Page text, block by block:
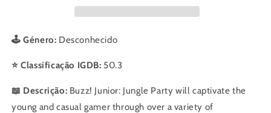
🕹️ Género: Desconhecido
⭐ Classificação IGDB: 50.3
📖 Descrição: Buzz! Junior: Jungle Party will captivate the
young and casual gamer through over a variety of